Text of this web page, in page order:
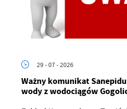
29 - 07 - 2026
Ważny komunikat
wody z wodociągów